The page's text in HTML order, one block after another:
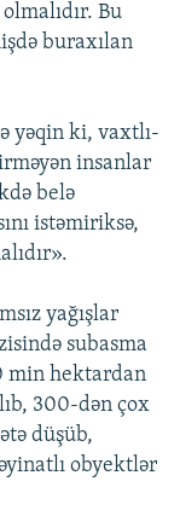
Bu
buraxılan
yəqin ki, vaxtlı-
insanlar
belə
istəmiriksə,
yağışlar
subasma
min hektardan
300-dən çox
düşüb,
obyektlər